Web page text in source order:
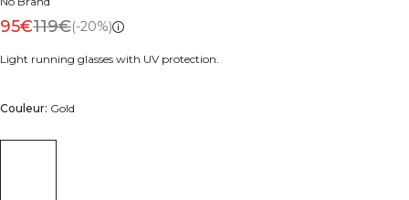
95€119€(-20%)
Light running glasses with UV protection.
Couleur: Gold